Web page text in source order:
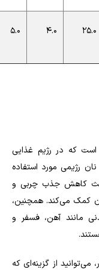
25.0
4.0
5.0
که در رژیم غذایی
رژیمی مورد استفاده
کاهش جذب چربی و
کمک می‌کند. همچنین،
مانند آهن، فسفر و
می‌توانید از گزینه‌ای که